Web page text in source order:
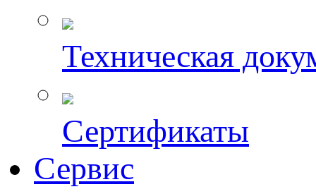
Техническая
Сертификаты
Сервис